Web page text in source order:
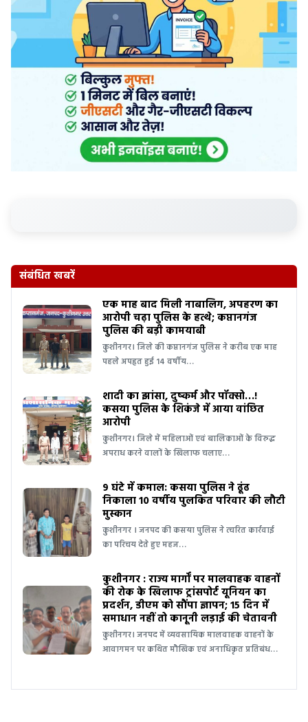
संबंधित खबरें
एक माह बाद मिली नाबालिग, अपहरण का
आरोपी चढ़ा पुलिस के हत्थे; कप्तानगंज
पुलिस की बड़ी कामयाबी
कुशीनगर। जिले की कप्तानगंज पुलिस ने करीब एक माह
पहले अपहृत हुई 14 वर्षीय…
शादी का झांसा, दुष्कर्म और पॉक्सो…!
कसया पुलिस के शिकंजे में आया वांछित
आरोपी
कुशीनगर। जिले में महिलाओं एवं बालिकाओं के विरुद्ध
अपराध करने वालों के खिलाफ चलाए…
9 घंटे में कमाल: कसया पुलिस ने ढूंढ
निकाला 10 वर्षीय पुलकित परिवार की लौटी
मुस्कान
कुशीनगर । जनपद की कसया पुलिस ने त्वरित कार्रवाई
का परिचय देते हुए महज…
कुशीनगर : राज्य मार्गों पर मालवाहक वाहनों
की रोक के खिलाफ ट्रांसपोर्ट यूनियन का
प्रदर्शन, डीएम को सौंपा ज्ञापन; 15 दिन में
समाधान नहीं तो कानूनी लड़ाई की चेतावनी
कुशीनगर। जनपद में व्यवसायिक मालवाहक वाहनों के
आवागमन पर कथित मौखिक एवं अनाधिकृत प्रतिबंध…